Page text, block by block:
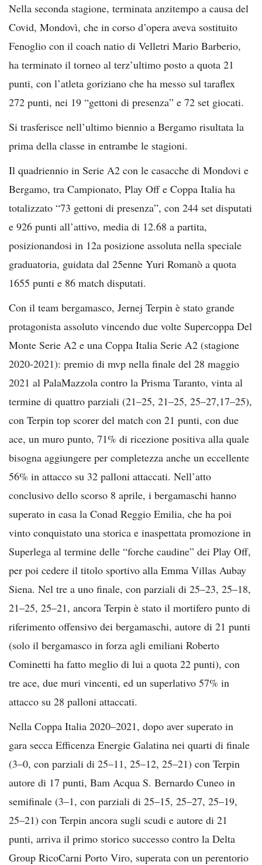
Nella seconda stagione, terminata anzitempo a causa del
Covid, Mondovì, che in corso d’opera aveva sostituito
Fenoglio con il coach natio di Velletri Mario Barberio,
ha terminato il torneo al terz’ultimo posto a quota 21
punti, con l’atleta goriziano che ha messo sul taraflex
272 punti, nei 19 “gettoni di presenza” e 72 set giocati.
Si trasferisce nell’ultimo biennio a Bergamo risultata la
prima della classe in entrambe le stagioni.
Il quadriennio in Serie A2 con le casacche di Mondovi e
Bergamo, tra Campionato, Play Off e Coppa Italia ha
totalizzato “73 gettoni di presenza”, con 244 set disputati
e 926 punti all’attivo, media di 12.68 a partita,
posizionandosi in 12a posizione assoluta nella speciale
graduatoria, guidata dal 25enne Yuri Romanò a quota
1655 punti e 86 match disputati.
Con il team bergamasco, Jernej Terpin è stato grande
protagonista assoluto vincendo due volte Supercoppa Del
Monte Serie A2 e una Coppa Italia Serie A2 (stagione
2020-2021): premio di mvp nella finale del 28 maggio
2021 al PalaMazzola contro la Prisma Taranto, vinta al
termine di quattro parziali (21–25, 21–25, 25–27,17–25),
con Terpin top scorer del match con 21 punti, con due
ace, un muro punto, 71% di ricezione positiva alla quale
bisogna aggiungere per completezza anche un eccellente
56% in attacco su 32 palloni attaccati. Nell’atto
conclusivo dello scorso 8 aprile, i bergamaschi hanno
superato in casa la Conad Reggio Emilia, che ha poi
vinto conquistato una storica e inaspettata promozione in
Superlega al termine delle “forche caudine” dei Play Off,
per poi cedere il titolo sportivo alla Emma Villas Aubay
Siena. Nel tre a uno finale, con parziali di 25–23, 25–18,
21–25, 25–21, ancora Terpin è stato il mortifero punto di
riferimento offensivo dei bergamaschi, autore di 21 punti
(solo il bergamasco in forza agli emiliani Roberto
Cominetti ha fatto meglio di lui a quota 22 punti), con
tre ace, due muri vincenti, ed un superlativo 57% in
attacco su 28 palloni attaccati.
Nella Coppa Italia 2020–2021, dopo aver superato in
gara secca Efficenza Energie Galatina nei quarti di finale
(3–0, con parziali di 25–11, 25–12, 25–21) con Terpin
autore di 17 punti, Bam Acqua S. Bernardo Cuneo in
semifinale (3–1, con parziali di 25–15, 25–27, 25–19,
25–21) con Terpin ancora sugli scudi e autore di 21
punti, arriva il primo storico successo contro la Delta
Group RicoCarni Porto Viro, superata con un perentorio